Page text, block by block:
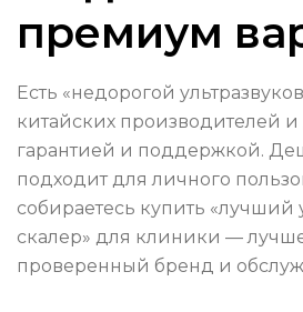
премиум
Есть «недорогой
китайских производителей
гарантией и поддержкой.
подходит для личного
собираетесь купить «лучший
скалер» для клиники —
проверенный бренд и